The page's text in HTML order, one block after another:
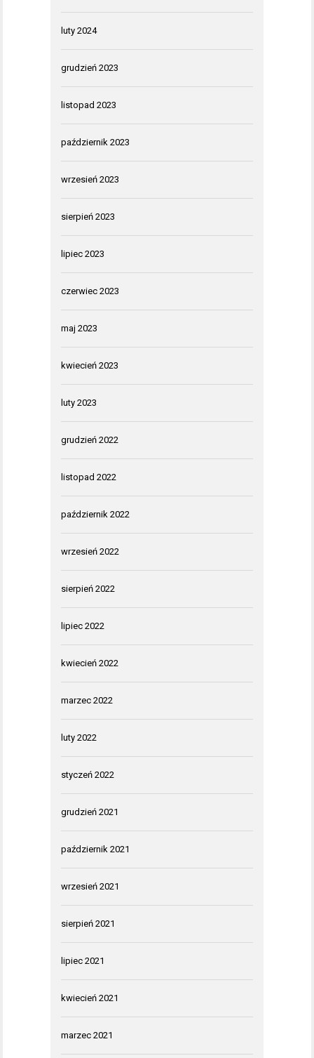
luty 2024
grudzień 2023
listopad 2023
październik 2023
wrzesień 2023
sierpień 2023
lipiec 2023
czerwiec 2023
maj 2023
kwiecień 2023
luty 2023
grudzień 2022
listopad 2022
październik 2022
wrzesień 2022
sierpień 2022
lipiec 2022
kwiecień 2022
marzec 2022
luty 2022
styczeń 2022
grudzień 2021
październik 2021
wrzesień 2021
sierpień 2021
lipiec 2021
kwiecień 2021
marzec 2021